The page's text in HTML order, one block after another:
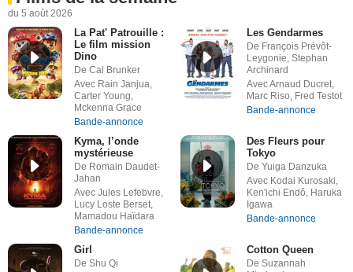
du 5 août 2026
La Pat' Patrouille :
Le film mission
Dino
De Cal Brunker
Avec Rain Janjua,
Carter Young,
Mckenna Grace
Bande-annonce
Les Gendarmes
De François Prévôt-
Leygonie, Stephan
Archinard
Avec Arnaud Ducret,
Marc Riso, Fred Testot
Bande-annonce
Kyma, l’onde
mystérieuse
De Romain Daudet-
Jahan
Avec Jules Lefebvre,
Lucy Loste Berset,
Mamadou Haïdara
Bande-annonce
Des Fleurs pour
Tokyo
De Yuiga Danzuka
Avec Kodai Kurosaki,
Ken'ichi Endô, Haruka
Igawa
Bande-annonce
Girl
De Shu Qi
Cotton Queen
De Suzannah